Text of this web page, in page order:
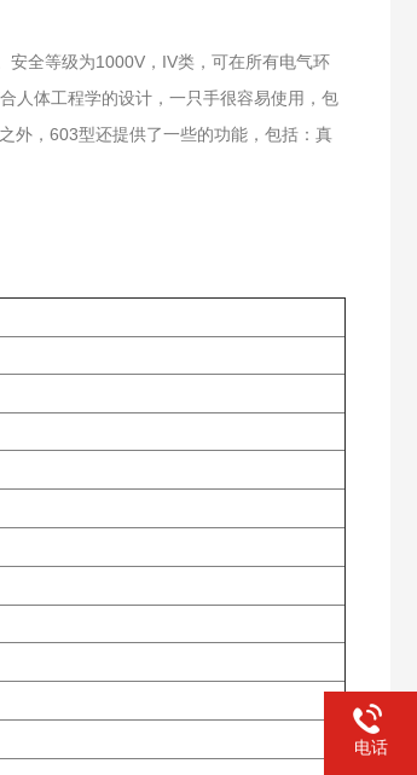
安全等级为1000V，IV类，可在所有电气环
人体工程学的设计，一只手很容易使用，包
外，603型还提供了一些的功能，包括：真
电话